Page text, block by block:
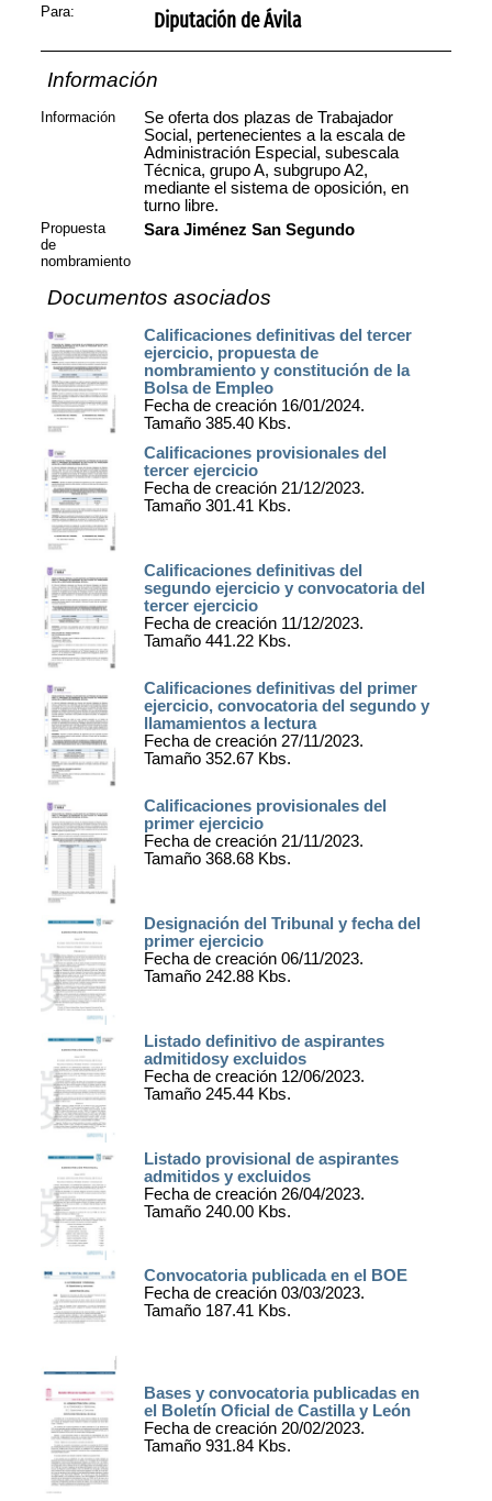
Para: Diputación de Ávila
Información
Información
Se oferta dos plazas de Trabajador
Social, pertenecientes a la escala de
Administración Especial, subescala
Técnica, grupo A, subgrupo A2,
mediante el sistema de oposición, en
turno libre.
Propuesta
de
nombramiento
Sara Jiménez San Segundo
Documentos asociados
Calificaciones definitivas del tercer
ejercicio, propuesta de
nombramiento y constitución de la
Bolsa de Empleo
Fecha de creación 16/01/2024.
Tamaño 385.40 Kbs.
Calificaciones provisionales del
tercer ejercicio
Fecha de creación 21/12/2023.
Tamaño 301.41 Kbs.
Calificaciones definitivas del
segundo ejercicio y convocatoria del
tercer ejercicio
Fecha de creación 11/12/2023.
Tamaño 441.22 Kbs.
Calificaciones definitivas del primer
ejercicio, convocatoria del segundo y
llamamientos a lectura
Fecha de creación 27/11/2023.
Tamaño 352.67 Kbs.
Calificaciones provisionales del
primer ejercicio
Fecha de creación 21/11/2023.
Tamaño 368.68 Kbs.
Designación del Tribunal y fecha del
primer ejercicio
Fecha de creación 06/11/2023.
Tamaño 242.88 Kbs.
Listado definitivo de aspirantes
admitidosy excluidos
Fecha de creación 12/06/2023.
Tamaño 245.44 Kbs.
Listado provisional de aspirantes
admitidos y excluidos
Fecha de creación 26/04/2023.
Tamaño 240.00 Kbs.
Convocatoria publicada en el BOE
Fecha de creación 03/03/2023.
Tamaño 187.41 Kbs.
Bases y convocatoria publicadas en
el Boletín Oficial de Castilla y León
Fecha de creación 20/02/2023.
Tamaño 931.84 Kbs.